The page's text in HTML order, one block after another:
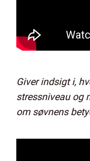
Giver indsigt i,
stressniveau og
om søvnens